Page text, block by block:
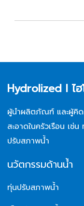
Hydrolized l ไฮ
ผู้นำผลิตภัณฑ์ และผู้คิ
สะอาดในครัวเรือน เ
ปรับสภาพน้ำ
นวัตกรรมด้านน้ำ
ทุ่นปรับสภาพน้ำ